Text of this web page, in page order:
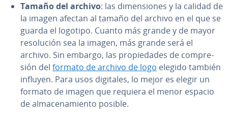
Tamaño del archivo: las di­me­n­sio­nes y la calidad de
la imagen afectan al tamaño del archivo en el que se
guarda el logotipo. Cuanto más grande y de mayor
re­so­lu­ción sea la imagen, más grande será el
archivo. Sin embargo, las pro­pie­da­des de co­m­pre­
sión del formato de archivo de logo elegido también
influyen. Para usos digitales, lo mejor es elegir un
formato de imagen que requiera el menor espacio
de al­ma­ce­na­mie­n­to posible.